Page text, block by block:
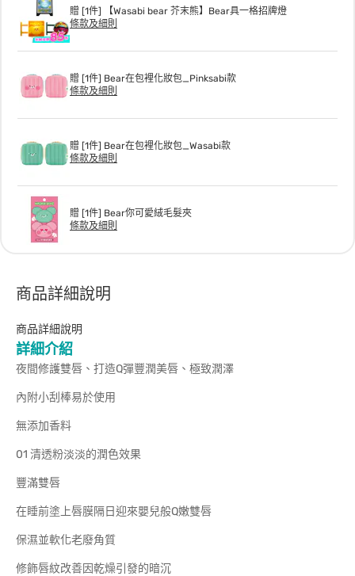
贈 [1件] 【Wasabi bear 芥末熊】Bear具一格招牌燈
條款及細則
贈 [1件] Bear在包裡化妝包_Pinksabi款
條款及細則
贈 [1件] Bear在包裡化妝包_Wasabi款
條款及細則
贈 [1件] Bear你可愛絨毛髮夾
條款及細則
商品詳細說明
商品詳細說明
詳細介紹
夜間修護雙唇、打造Q彈豐潤美唇、極致潤澤
內附小刮棒易於使用
無添加香料
01 清透粉淡淡的潤色效果
豐滿雙唇
在睡前塗上唇膜隔日迎來嬰兒般Q嫩雙唇
保濕並軟化老廢角質
修飾唇紋改善因乾燥引發的暗沉